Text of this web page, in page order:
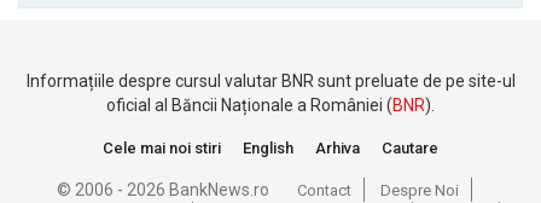
Informațiile despre cursul valutar BNR sunt preluate de pe site-ul
oficial al Băncii Naționale a României (BNR).
Cele mai noi stiri English Arhiva Cautare
© 2006 - 2026 BankNews.ro Contact Despre Noi